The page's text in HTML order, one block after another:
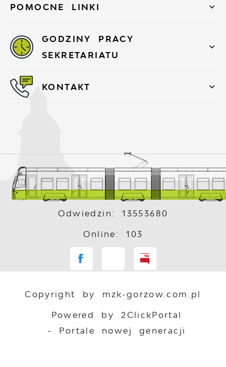
POMOCNE LINKI
GODZINY PRACY
SEKRETARIATU
KONTAKT
Odwiedzin: 13553680
Online: 103
Copyright by mzk-gorzow.com.pl
Powered by2ClickPortal
- Portale nowej generacji